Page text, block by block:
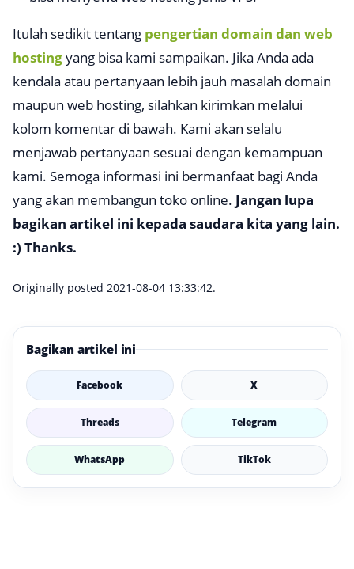
Itulah sedikit tentang pengertian domain dan web
hostingyang bisa kami sampaikan. Jika Anda ada
kendala atau pertanyaan lebih jauh masalah domain
maupun web hosting, silahkan kirimkan melalui
kolom komentar di bawah. Kami akan selalu
menjawab pertanyaan sesuai dengan kemampuan
kami. Semoga informasi ini bermanfaat bagi Anda
yang akan membangun toko online. Jangan lupa
bagikan artikel ini kepada saudara kita yang lain.
:) Thanks.
Originally posted 2021-08-04 13:33:42.
Bagikan artikel ini
Facebook X
Threads Telegram
WhatsApp TikTok